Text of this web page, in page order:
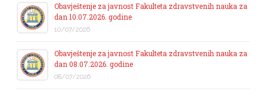
Obavještenje za javnost Fakulteta zdravstvenih nauka za
dan 10.07.2026. godine
10/07/2026
Obavještenje za javnost Fakulteta zdravstvenih nauka za
dan 08.07.2026. godine
08/07/2026